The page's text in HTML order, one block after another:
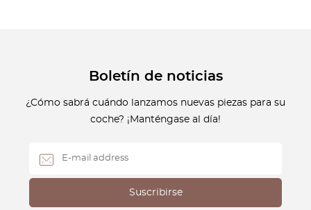
Boletín de noticias
¿Cómo sabrá cuándo lanzamos nuevas piezas para su
coche? ¡Manténgase al día!